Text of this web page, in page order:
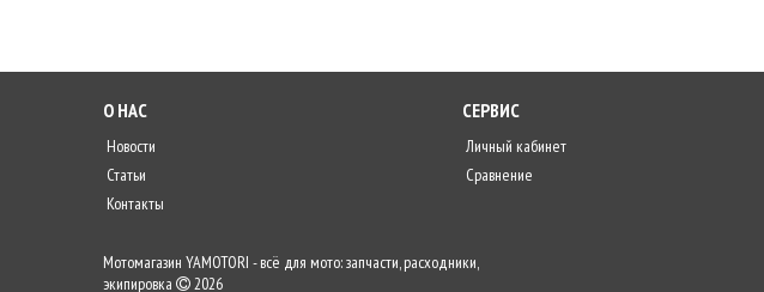
О НАС
Новости
Статьи
Контакты
СЕРВИС
Личный кабинет
Сравнение
Мотомагазин YAMOTORI - всё для мото: запчасти, расходники,
экипировка
2026